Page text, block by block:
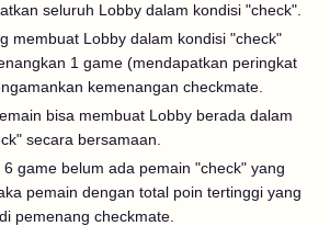
seluruh Lobby dalam kondisi "check".
membuat Lobby dalam kondisi "check"
1 game (mendapatkan peringkat
kemenangan checkmate.
bisa membuat Lobby berada dalam
secara bersamaan.
6 game belum ada pemain "check" yang
pemain dengan total poin tertinggi yang
pemenang checkmate.